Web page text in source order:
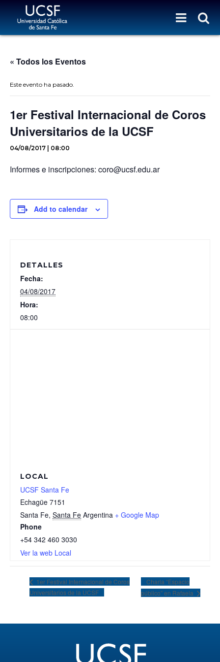
« Todos los Eventos
Este evento ha pasado.
1er Festival Internacional de Coros
Universitarios de la UCSF
04/08/2017 | 08:00
Informes e inscripciones: coro@ucsf.edu.ar
Add to calendar
DETALLES
Fecha:
04/08/2017
Hora:
08:00
LOCAL
UCSF Santa Fe
Echagüe 7151
Santa Fe, Santa Fe Argentina + Google Map
Phone
+54 342 460 3030
Ver la web Local
1er Festival Internacional de Coros
Universitarios de la UCSF
Charla “Espacio
público” en Rafaela